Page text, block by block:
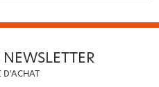
NEWSLETTER
D'ACHAT